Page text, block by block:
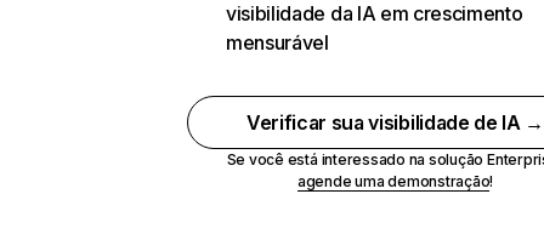
visibilidade da IA em crescimento
mensurável
Verificar sua visibilidade de IA →
Se você está interessado na solução
agende uma demonstração!